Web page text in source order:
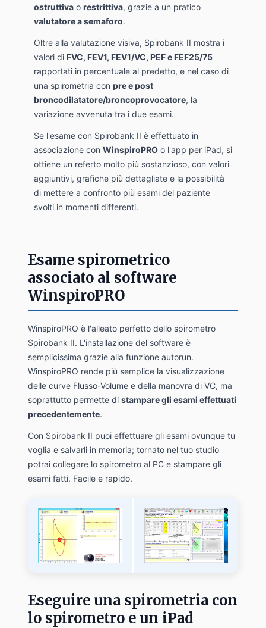
ostruttiva o restrittiva, grazie a un pratico
valutatore a semaforo.
Oltre alla valutazione visiva, Spirobank II mostra i
valori di FVC, FEV1, FEV1/VC, PEF e FEF25/75
rapportati in percentuale al predetto, e nel caso di
una spirometria con pre e post
broncodilatatore/broncoprovocatore, la
variazione avvenuta tra i due esami.
Se l'esame con Spirobank II è effettuato in
associazione con WinspiroPRO o l'app per iPad, si
ottiene un referto molto più sostanzioso, con valori
aggiuntivi, grafiche più dettagliate e la possibilità
di mettere a confronto più esami del paziente
svolti in momenti differenti.
Esame spirometrico
associato al software
WinspiroPRO
WinspiroPRO è l'alleato perfetto dello spirometro
Spirobank II. L'installazione del software è
semplicissima grazie alla funzione autorun.
WinspiroPRO rende più semplice la visualizzazione
delle curve Flusso-Volume e della manovra di VC, ma
soprattutto permette di stampare gli esami effettuati
precedentemente.
Con Spirobank II puoi effettuare gli esami ovunque tu
voglia e salvarli in memoria; tornato nel tuo studio
potrai collegare lo spirometro al PC e stampare gli
esami fatti. Facile e rapido.
Eseguire una spirometria con
lo spirometro e un iPad